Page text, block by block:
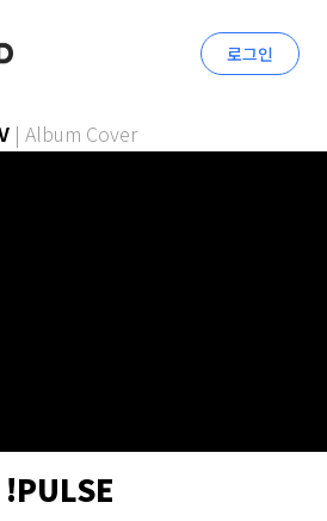
로그인
| Album Cover
!PULSE